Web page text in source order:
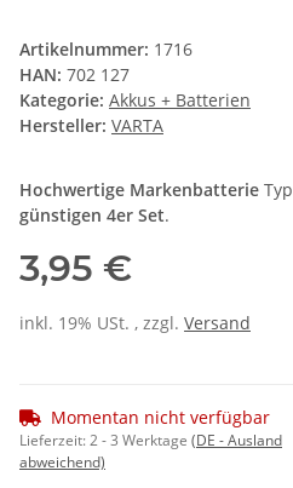
Artikelnummer: 1716
HAN: 702 127
Kategorie: Akkus + Batterien
Hersteller: VARTA
Hochwertige Markenbatterie Typ
günstigen 4er Set.
3,95 €
inkl. 19% USt. , zzgl. Versand
Momentan nicht verfügbar
Lieferzeit:2 - 3 Werktage (DE - Ausland
abweichend)